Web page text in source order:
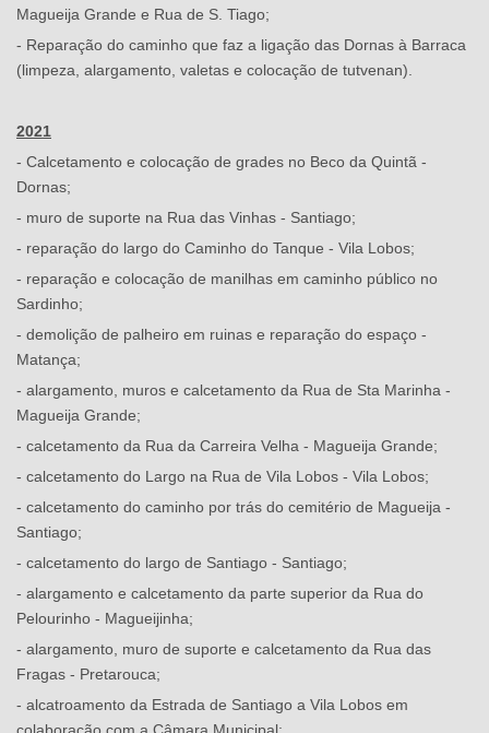
Magueija Grande e Rua de S. Tiago;
- Reparação do caminho que faz a ligação das Dornas à Barraca
(limpeza, alargamento, valetas e colocação de tutvenan).
2021
- Calcetamento e colocação de grades no Beco da Quintã -
Dornas;
- muro de suporte na Rua das Vinhas - Santiago;
- reparação do largo do Caminho do Tanque - Vila Lobos;
- reparação e colocação de manilhas em caminho público no
Sardinho;
- demolição de palheiro em ruinas e reparação do espaço -
Matança;
- alargamento, muros e calcetamento da Rua de Sta Marinha -
Magueija Grande;
- calcetamento da Rua da Carreira Velha - Magueija Grande;
- calcetamento do Largo na Rua de Vila Lobos - Vila Lobos;
- calcetamento do caminho por trás do cemitério de Magueija -
Santiago;
- calcetamento do largo de Santiago - Santiago;
- alargamento e calcetamento da parte superior da Rua do
Pelourinho - Magueijinha;
- alargamento, muro de suporte e calcetamento da Rua das
Fragas - Pretarouca;
- alcatroamento da Estrada de Santiago a Vila Lobos em